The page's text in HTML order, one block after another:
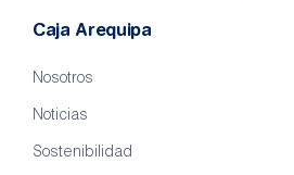
Caja Arequipa
Nosotros
Noticias
Sostenibilidad